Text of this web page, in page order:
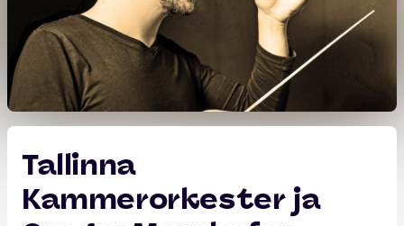
Tallinna
Kammerorkester ja